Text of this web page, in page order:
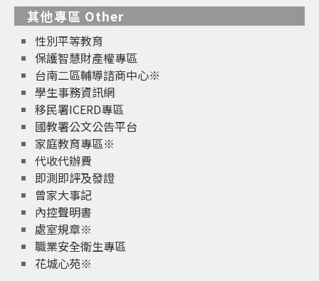
其他專區 Other
性別平等教育
保護智慧財產權專區
台南二區輔導諮商中心※
學生事務資訊網
移民署ICERD專區
國教署公文公告平台
家庭教育專區※
代收代辦費
即測即評及發證
曾家大事記
內控聲明書
處室規章※
職業安全衛生專區
花城心苑※